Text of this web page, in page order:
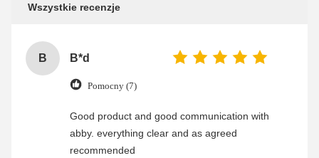
Wszystkie recenzje
B B*d
Pomocny (7)
Good product and good communication with
abby. everything clear and as agreed
recommended